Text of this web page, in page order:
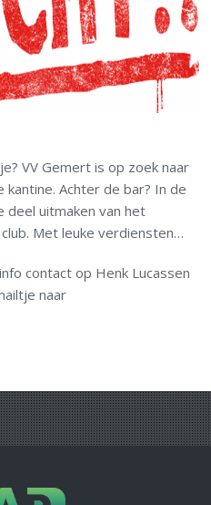
VV Gemert is op zoek naar
Achter de bar? In de
deel uitmaken van het
Met leuke verdiensten…
contact op Henk Lucassen
naar